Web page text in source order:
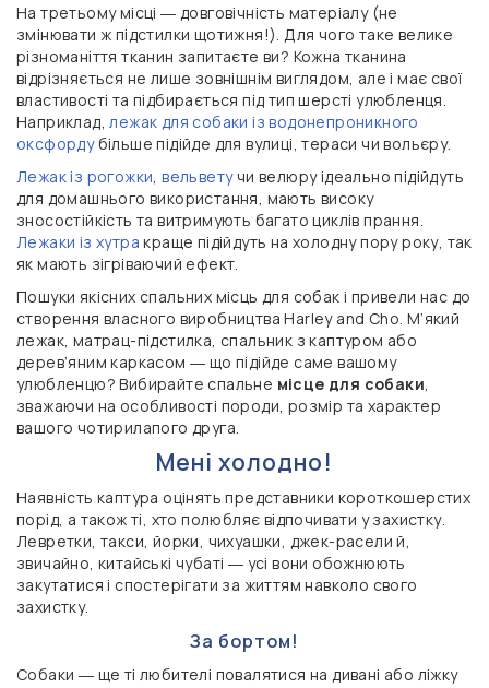
На третьому місці ― довговічність матеріалу (не
змінювати ж підстилки щотижня!). Для чого таке велике
різноманіття тканин запитаєте ви? Кожна тканина
відрізняється не лише зовнішнім виглядом, але і має свої
властивості та підбирається під тип шерсті улюбленця.
Наприклад, лежак для собаки із водонепроникного
оксфордубільше підійде для вулиці, тераси чи вольєру.
Лежак із рогожки ,вельветучи велюру ідеально підійдуть
для домашнього використання, мають високу
зносостійкість та витримують багато циклів прання.
Лежаки із хутра краще підійдуть на холодну пору року, так
як мають зігріваючий ефект.
Пошуки якісних спальних місць для собак і привели нас до
створення власного виробництва Harley and Cho. М’який
лежак, матрац-підстилка, спальник з каптуром або
дерев’яним каркасом ― що підійде саме вашому
улюбленцю? Вибирайте спальне місце для собаки
зважаючи на особливості породи, розмір та характер
вашого чотирилапого друга.
Мені холодно!
Наявність каптура оцінять представники короткошерстих
порід, а також ті, хто полюбляє відпочивати у захистку.
Левретки, такси, йорки, чихуашки, джек-расели й,
звичайно, китайські чубаті ― усі вони обожнюють
закутатися і спостерігати за життям навколо свого
захистку.
За бортом!
Собаки ― ще ті любителі повалятися на дивані або ліжку